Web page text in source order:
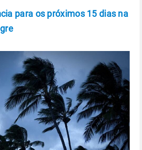
para os próximos 15 dias na